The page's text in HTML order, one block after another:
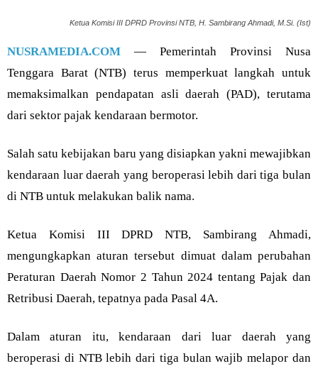
Ketua Komisi III DPRD Provinsi NTB, H. Sambirang Ahmadi, M.Si. (Ist)
NUSRAMEDIA.COM — Pemerintah Provinsi Nusa
Tenggara Barat (NTB) terus memperkuat langkah untuk
memaksimalkan pendapatan asli daerah (PAD), terutama
dari sektor pajak kendaraan bermotor.
Salah satu kebijakan baru yang disiapkan yakni mewajibkan
kendaraan luar daerah yang beroperasi lebih dari tiga bulan
di NTB untuk melakukan balik nama.
Ketua Komisi III DPRD NTB, Sambirang Ahmadi,
mengungkapkan aturan tersebut dimuat dalam perubahan
Peraturan Daerah Nomor 2 Tahun 2024 tentang Pajak dan
Retribusi Daerah, tepatnya pada Pasal 4A.
Dalam aturan itu, kendaraan dari luar daerah yang
beroperasi di NTB lebih dari tiga bulan wajib melapor dan